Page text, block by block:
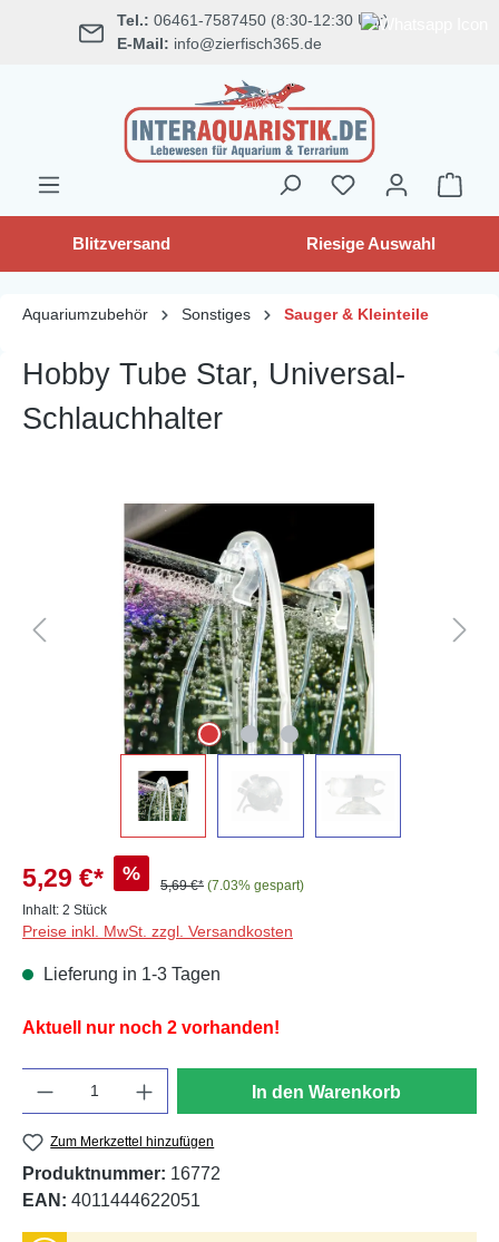
springen Tel.: 06461-7587450 (8:30-12:30 Uhr)
E-Mail: info@zierfisch365.de
Blitzversand Riesige Auswahl
Aquariumzubehör Sonstiges Sauger & Kleinteile
Hobby Tube Star, Universal-
Schlauchhalter
Bildergalerie überspringen
5,29 €* %
5,69 €* (7.03% gespart)
Inhalt: 2 Stück
Preise inkl. MwSt. zzgl. Versandkosten
Lieferung in 1-3 Tagen
Aktuell nur noch 2 vorhanden!
In den Warenkorb
Zum Merkzettel hinzufügen
Produktnummer: 16772
EAN: 4011444622051